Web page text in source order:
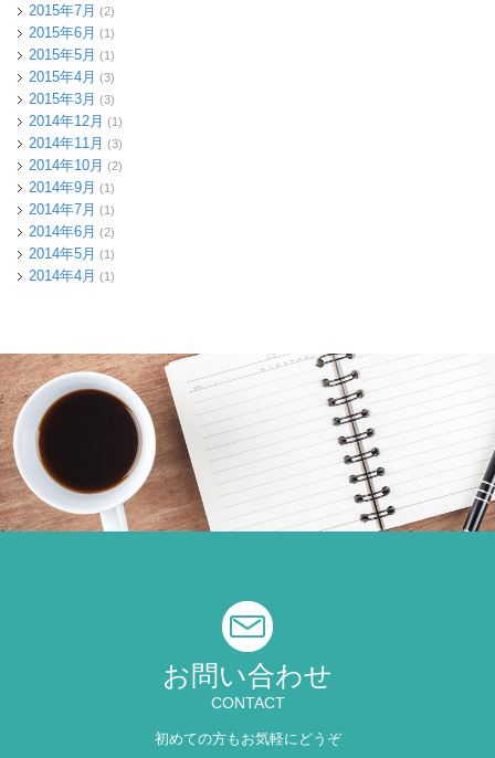
2015年7月 (2)
2015年6月 (1)
2015年5月 (1)
2015年4月 (3)
2015年3月 (3)
2014年12月 (1)
2014年11月 (3)
2014年10月 (2)
2014年9月 (1)
2014年7月 (1)
2014年6月 (2)
2014年5月 (1)
2014年4月 (1)
お問い合わせ
CONTACT
初めての方もお気軽にどうぞ